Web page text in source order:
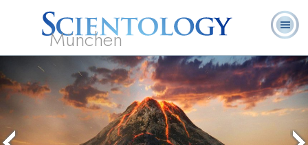
München
Hubbard
Scientology?
Ehrenamtliche
Geistliche
Häufig gestellte
Fragen
Bücher